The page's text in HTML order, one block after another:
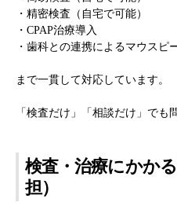
・精密検査（自宅で可能）
・CPAP治療導入
・歯科との連携によるマウスピ
まで一貫して対応しています。
「検査だけ」「相談だけ」でも
検査・治療にかか
担）